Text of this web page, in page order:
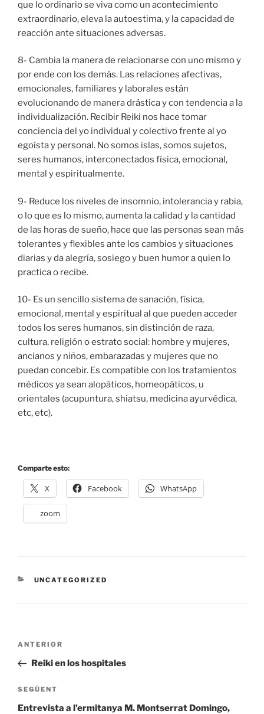
que lo ordinario se viva como un acontecimiento
extraordinario, eleva la autoestima, y la capacidad de
reacción ante situaciones adversas.
8- Cambia la manera de relacionarse con uno mismo y
por ende con los demás. Las relaciones afectivas,
emocionales, familiares y laborales están
evolucionando de manera drástica y con tendencia a la
individualización. Recibir Reiki nos hace tomar
conciencia del yo individual y colectivo frente al yo
egoísta y personal. No somos islas, somos sujetos,
seres humanos, interconectados física, emocional,
mental y espiritualmente.
9- Reduce los niveles de insomnio, intolerancia y rabia,
o lo que es lo mismo, aumenta la calidad y la cantidad
de las horas de sueño, hace que las personas sean más
tolerantes y flexibles ante los cambios y situaciones
diarias y da alegría, sosiego y buen humor a quien lo
practica o recibe.
10- Es un sencillo sistema de sanación, física,
emocional, mental y espiritual al que pueden acceder
todos los seres humanos, sin distinción de raza,
cultura, religión o estrato social: hombre y mujeres,
ancianos y niños, embarazadas y mujeres que no
puedan concebir. Es compatible con los tratamientos
médicos ya sean alopáticos, homeopáticos, u
orientales (acupuntura, shiatsu, medicina ayurvédica,
etc, etc).
Comparte esto:
X Facebook WhatsApp
zoom
CATEGORIES
UNCATEGORIZED
Navegació
Entrada
anterior
ANTERIOR
Reiki en los hospitales
Entrada
següent
SEGÜENT
Entrevista a l’ermitanya M. Montserrat Domingo,